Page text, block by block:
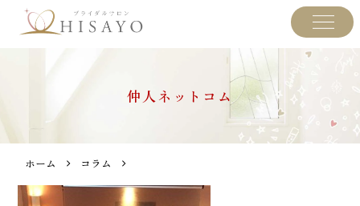
仲人ネットコム
ホーム コラム